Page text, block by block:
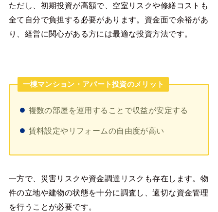
ただし、初期投資が高額で、空室リスクや修繕コストも
全て自分で負担する必要があります。資金面で余裕があ
り、経営に関心がある方には最適な投資方法です。
一棟マンション・アパート投資のメリット
複数の部屋を運用することで収益が安定する
賃料設定やリフォームの自由度が高い
一方で、災害リスクや資金調達リスクも存在します。物
件の立地や建物の状態を十分に調査し、適切な資金管理
を行うことが必要です。